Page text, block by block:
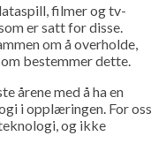
filmer og tv-
er satt for disse.
om å overholde,
bestemmer dette.
årene med å ha en
i opplæringen. For oss
og ikke